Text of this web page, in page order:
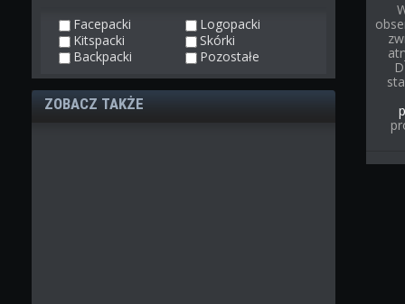
Facepacki
Logopacki
Kitspacki
Skórki
Backpacki
Pozostałe
ZOBACZ TAKŻE